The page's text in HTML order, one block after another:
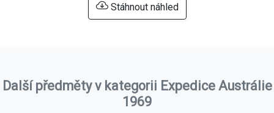
Stáhnout náhled
Další předměty v kategorii Expedice Austrálie
1969